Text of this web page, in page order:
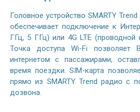
Головное устройство SMARTY
обеспечивает подключение к
ГГц, 5 ГГц) или 4G LTE (проводной
Точка доступа Wi-Fi позволяет
интернетом с пассажирами,
время поездки. SIM-карта
прямо из SMARTY Trend радио с
дозвона.